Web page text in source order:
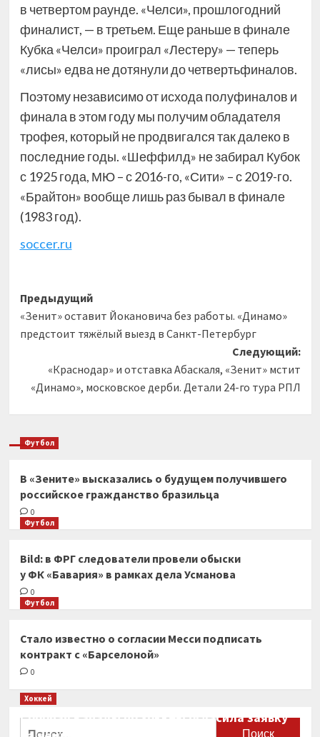
в четвертом раунде. «Челси», прошлогодний
финалист, — в третьем. Еще раньше в финале
Кубка «Челси» проиграл «Лестеру» — теперь
«лисы» едва не дотянули до четвертьфиналов.
Поэтому независимо от исхода полуфиналов и
финала в этом году мы получим обладателя
трофея, который не продвигался так далеко в
последние годы. «Шеффилд» не забирал Кубок
с 1925 года, МЮ – с 2016-го, «Сити» – с 2019-го.
«Брайтон» вообще лишь раз бывал в финале
(1983 год).
soccer.ru
Навигация
записи
Предыдущий
«Зенит» оставит Йокановича без работы. «Динамо»
предстоит тяжёлый выезд в Санкт-Петербург
Следующий:
«Краснодар» и отставка Абаскаля, «Зенит» мстит
«Динамо», московское дерби. Детали 24-го тура РПЛ
Футбол
В «Зените» высказались о будущем получившего
российское гражданство бразильца
0
Футбол
Bild: в ФРГ следователи провели обыски
у ФК «Бавария» в рамках дела Усманова
0
Футбол
Стало известно о согласии Месси подписать
контракт с «Барселоной»
0
Хоккей
Сборная Канады по хоккею огласила заявку